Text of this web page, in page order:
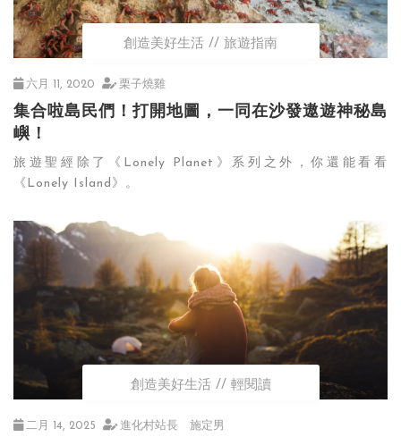
創造美好生活 旅遊指南
六月 11, 2020 栗子燒雞
集合啦島民們！打開地圖，一同在沙發遨遊神秘島
嶼！
旅遊聖經除了《Lonely Planet》系列之外，你還能看看
《Lonely Island》。
創造美好生活 輕閱讀
二月 14, 2025 進化村站長 施定男